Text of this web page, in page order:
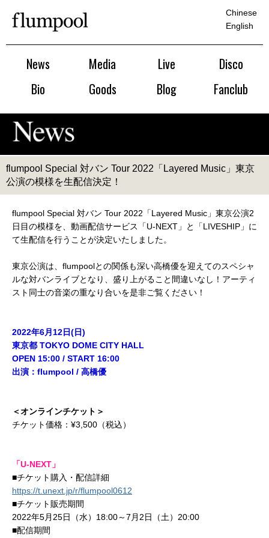
News Media Live
Disco
Bio
Goods Blog Fanclub
Chinese
English
flumpool Special 対バン Tour 2022「Layered Music」東京
公演の模様を生配信決定！
flumpool Special 対バン Tour 2022「Layered Music」東京公演2
日目の模様を、動画配信サービス「U-NEXT」と「LIVESHIP」に
て生配信を行うことが決定いたしました。
東京公演は、flumpoolとの関係も深い高橋優を迎えてのスペシャ
ルな対バンライブとなり、盛り上がること間違いなし！アーティ
スト同士の音楽の重なり合いを是非ご覧ください！
2022年6月12日(日)
東京都 TOKYO DOME CITY HALL
OPEN 15:00 / START 16:00
出演：flumpool / 高橋優
＜オンラインチケット＞
チケット価格：¥3,500（税込）
「U-NEXT」
■チケット購入・配信詳細
https://t.unext.jp/r/flumpool0612
■チケット販売期間
2022年5月25日（水）18:00～7月2日（土）20:00
■配信期間